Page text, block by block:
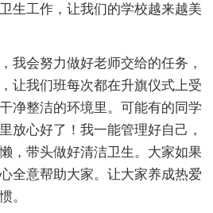
生工作，让我们的学校越来越美
我会努力做好老师交给的任务，
让我们班每次都在升旗仪式上受
净整洁的环境里。可能有的同学
放心好了！我一能管理好自己，
，带头做好清洁卫生。大家如果
全意帮助大家。让大家养成热爱
。